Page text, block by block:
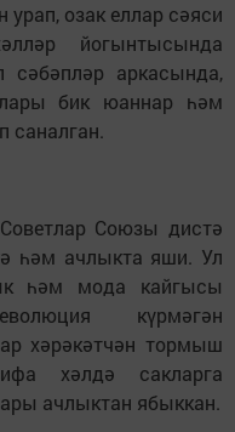
озак еллар сәяси
йогынтысында
аркасында,
бик юаннар һәм
саналган.
Союзы дистә
һәм ачлыкта яши. Ул
һәм мода кайгысы
күрмәгән
хәрәкәтчән тормыш
хәлдә сакларга
ачлыктан ябыккан.